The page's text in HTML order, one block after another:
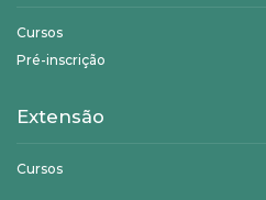
Cursos
Pré-inscrição
Extensão
Cursos